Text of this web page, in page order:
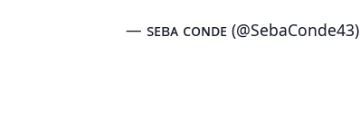
— sᴇʙᴀ ᴄᴏɴᴅᴇ (@SebaConde43)